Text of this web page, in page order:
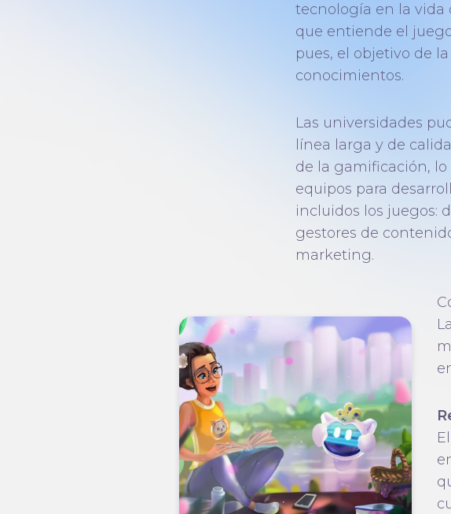
tecnología en la vida
que entiende el
pues, el objetivo de
conocimientos.
Las universidades
línea larga y de
de la gamificación,
equipos para
incluidos los juegos:
gestores de
marketing.